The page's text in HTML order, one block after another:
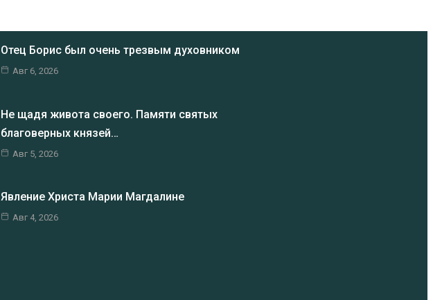
Отец Борис был очень трезвым духовником
Авг 6, 2026
Не щадя живота своего. Памяти святых
благоверных князей…
Авг 5, 2026
Явление Христа Марии Магдалине
Авг 4, 2026